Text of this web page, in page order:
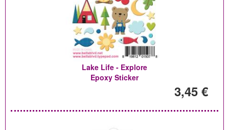
Lake Life - Explore
Epoxy Sticker
3,45 €